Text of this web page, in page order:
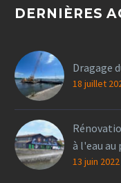
DERNIÈRES
Dragage
18 juillet
à l'eau
13 juin 2022